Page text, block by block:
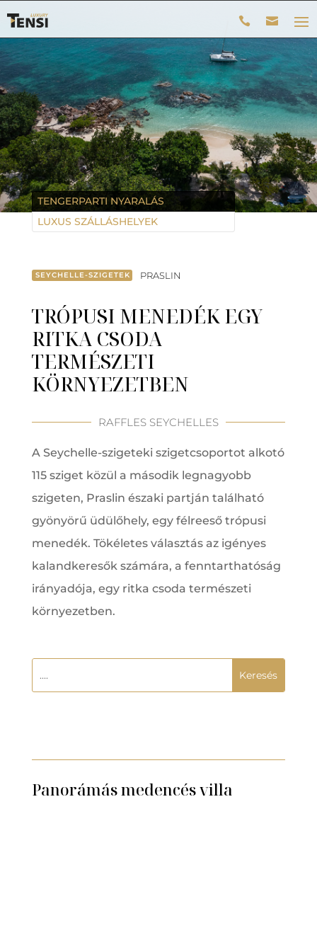
TENGERPARTI NYARALÁS
LUXUS SZÁLLÁSHELYEK
SEYCHELLE-SZIGETEK PRASLIN
TRÓPUSI MENEDÉK EGY
RITKA CSODA
TERMÉSZETI
KÖRNYEZETBEN
RAFFLES SEYCHELLES
A Seychelle-szigeteki szigetcsoportot alkotó
115 sziget közül a második legnagyobb
szigeten, Praslin északi partján található
gyönyörű üdülőhely, egy félreeső trópusi
menedék. Tökéletes választás az igényes
kalandkeresők számára, a fenntarthatóság
irányadója, egy ritka csoda természeti
környezetben.
Panorámás medencés villa